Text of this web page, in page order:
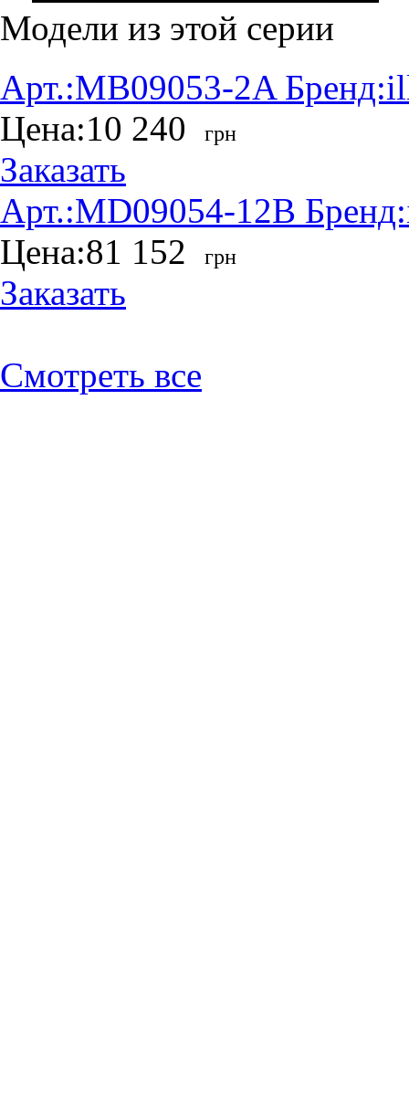
Модели из этой серии
Арт.:MB09053-2A Бренд:
Цена:10 240 грн
Заказать
Арт.:MD09054-12B Бренд:
Цена:81 152 грн
Заказать
Смотреть все